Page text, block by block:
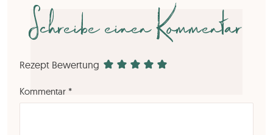
Schreibe einen Kommentar
Rezept Bewertung
Kommentar *